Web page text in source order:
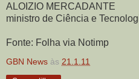
ALOIZIO MERCADANTE
ministro de Ciência e
Fonte: Folha via Notimp
GBN News às 21.1.11